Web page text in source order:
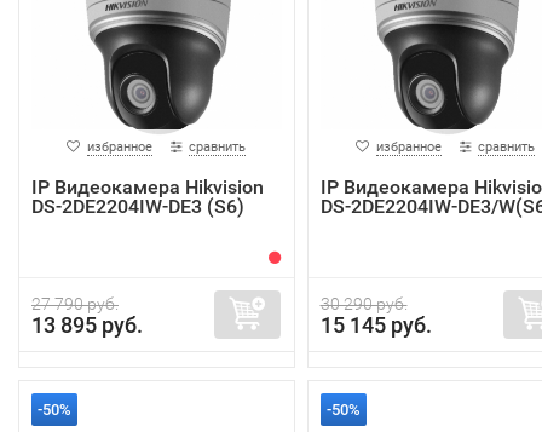
избранное сравнить
IP Видеокамера Hikvision
DS-2DE2204IW-DE3 (S6)
27 790 руб.
13 895 руб.
избранное сравнить
IP Видеокамера
DS-2DE2204IW-DE3/
30 290 руб.
15 145 руб.
-50% -50%